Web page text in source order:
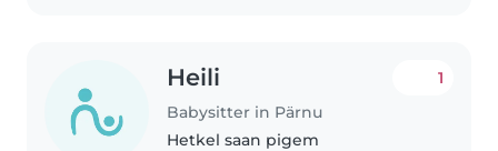
Heili
Babysitter in Pärnu
1
Hetkel saan pigem